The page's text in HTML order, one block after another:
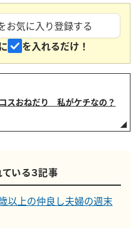
お気に入り登録する
を入れるだけ！
スおねだり 私がケチなの？
いる３記事
以上の仲良し夫婦の週末